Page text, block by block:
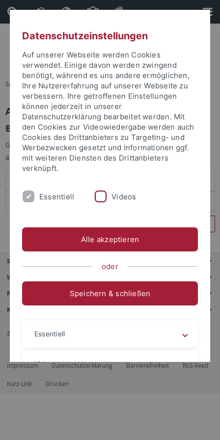
Direkt
zum
Inhalt
Direkt
zur
Fußleiste
Sie sind hier: Startseite
Anmelden
Benutzeranmeldung
Geben Sie Ihren Benutzernamen und Ihr Passwort an um sich
anzumelden:
Service
Weitere Angebote
Portale
Kontaktinfo
© 2026 Eberhard Karls Universität Tübingen, Tübingen
Impressum Datenschutzerklärung Barrierefreiheit RSS-Feed
Kurz-Link Drucken
Datenschutzeinstellungen
Auf unserer Webseite werden Cookies
verwendet. Einige davon werden zwingend
benötigt, während es uns andere ermöglichen,
Ihre Nutzererfahrung auf unserer Webseite zu
verbessern. Ihre getroffenen Einstellungen
können jederzeit in unserer
Datenschutzerklärung bearbeitet werden. Mit
den Cookies zur Videowiedergabe werden auch
Cookies des Drittanbieters zu Targeting- und
Werbezwecken gesetzt und Informationen ggf.
mit weiteren Diensten des Drittanbieters
verknüpft.
Essentiell Videos
Alle akzeptieren
oder
Speichern & schließen
Essentiell
Videos